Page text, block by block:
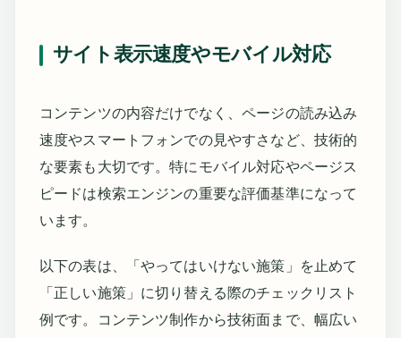
サイト表示速度やモバイル対応
コンテンツの内容だけでなく、ページの読み込み
速度やスマートフォンでの見やすさなど、技術的
な要素も大切です。特にモバイル対応やページス
ピードは検索エンジンの重要な評価基準になって
います。
以下の表は、「やってはいけない施策」を止めて
「正しい施策」に切り替える際のチェックリスト
例です。コンテンツ制作から技術面まで、幅広い